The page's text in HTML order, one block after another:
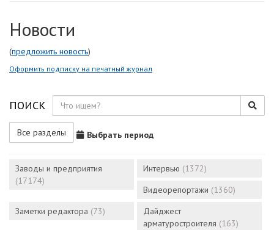
Новости
(предложить новость)
Оформить подписку на печатный журнал
ПОИСК
Все разделы Выбрать период
Заводы и предприятия
(17174)
Интервью (1372)
Видеорепортажи (1360)
Заметки редактора (73)
Дайджест
арматуростроителя (163)